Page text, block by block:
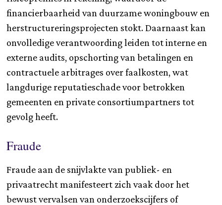
financierbaarheid van duurzame woningbouw en
herstructureringsprojecten stokt. Daarnaast kan
onvolledige verantwoording leiden tot interne en
externe audits, opschorting van betalingen en
contractuele arbitrages over faalkosten, wat
langdurige reputatieschade voor betrokken
gemeenten en private consortiumpartners tot
gevolg heeft.
Fraude
Fraude aan de snijvlakte van publiek- en
privaatrecht manifesteert zich vaak door het
bewust vervalsen van onderzoekscijfers of